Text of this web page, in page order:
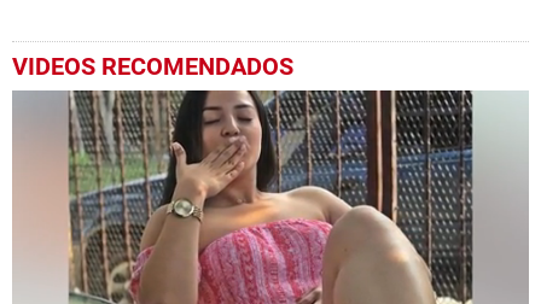
VIDEOS RECOMENDADOS